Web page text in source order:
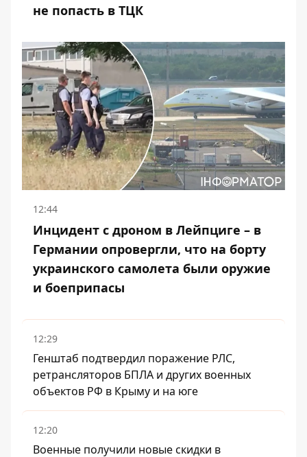
не попасть в ТЦК
12:44
Инцидент с дроном в Лейпциге – в
Германии опровергли, что на борту
украинского самолета были оружие
и боеприпасы
12:29
Генштаб подтвердил поражение РЛС,
ретрансляторов БПЛА и других военных
объектов РФ в Крыму и на юге
12:20
Военные получили новые скидки в